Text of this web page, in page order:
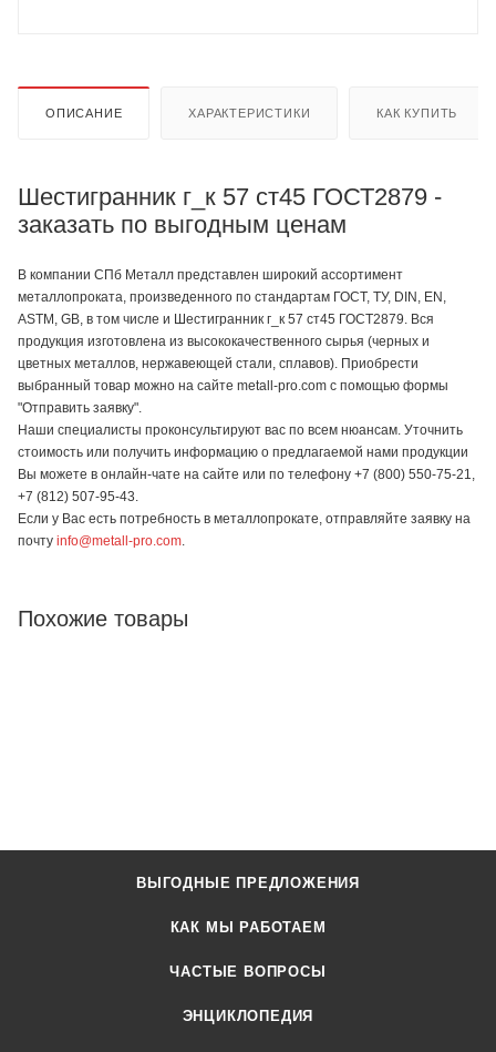
ОПИСАНИЕ ХАРАКТЕРИСТИКИ КАК КУПИТЬ
Шестигранник г_к 57 ст45 ГОСТ2879 -
заказать по выгодным ценам
В компании СПб Металл представлен широкий ассортимент
металлопроката, произведенного по стандартам ГОСТ, ТУ, DIN, EN,
ASTM, GB, в том числе и Шестигранник г_к 57 ст45 ГОСТ2879. Вся
продукция изготовлена из высококачественного сырья (черных и
цветных металлов, нержавеющей стали, сплавов). Приобрести
выбранный товар можно на сайте metall-pro.com с помощью формы
"Отправить заявку".
Наши специалисты проконсультируют вас по всем нюансам. Уточнить
стоимость или получить информацию о предлагаемой нами продукции
Вы можете в онлайн-чате на сайте или по телефону +7 (800) 550-75-21,
+7 (812) 507-95-43.
Если у Вас есть потребность в металлопрокате, отправляйте заявку на
почту info@metall-pro.com
Похожие товары
ВЫГОДНЫЕ ПРЕДЛОЖЕНИЯ
КАК МЫ РАБОТАЕМ
ЧАСТЫЕ ВОПРОСЫ
ЭНЦИКЛОПЕДИЯ